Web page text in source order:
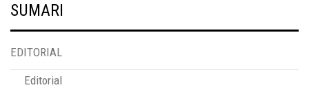
SUMARI
EDITORIAL
Editorial